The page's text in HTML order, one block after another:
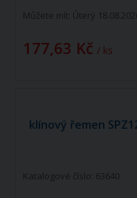
Můžete mít: Úterý 18.08.2026
177,63 Kč / ks
klínový řemen
Katalogové číslo: 63640